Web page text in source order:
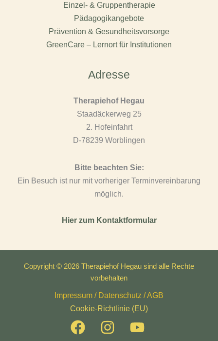
Einzel- & Gruppentherapie
Pädagogikangebote
Prävention & Gesundheitsvorsorge
GreenCare – Lernort für Institutionen
Adresse
Therapiehof Hegau
Staadäckerweg 25
2. Hofeinfahrt
D-78239 Worblingen
Bitte beachten Sie:
Ein Besuch ist nur mit vorheriger Terminvereinbarung
möglich.
Hier zum Kontaktformular
Copyright © 2026 Therapiehof Hegau sind alle Rechte
vorbehalten
Impressum / Datenschutz / AGB
Cookie-Richtlinie (EU)